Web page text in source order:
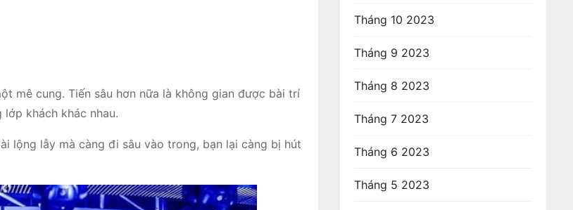
mê cung. Tiến sâu hơn nữa là không gian được bài trí
khách khác nhau.
lộng lẫy mà càng đi sâu vào trong, bạn lại càng bị hút
Tháng 10 2023
Tháng 9 2023
Tháng 8 2023
Tháng 7 2023
Tháng 6 2023
Tháng 5 2023